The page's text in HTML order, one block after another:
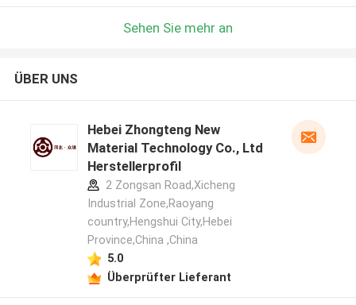
Sehen Sie mehr an
ÜBER UNS
Hebei Zhongteng New
Material Technology Co., Ltd
Herstellerprofil
2 Zongsan Road,Xicheng
Industrial Zone,Raoyang
country,Hengshui City,Hebei
Province,China ,China
5.0
Überprüfter Lieferant